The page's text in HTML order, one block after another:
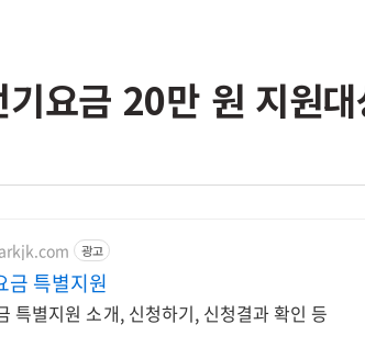
요금 20만 원 지원
광고
금 특별지원
특별지원 소개, 신청하기, 신청결과 확인 등